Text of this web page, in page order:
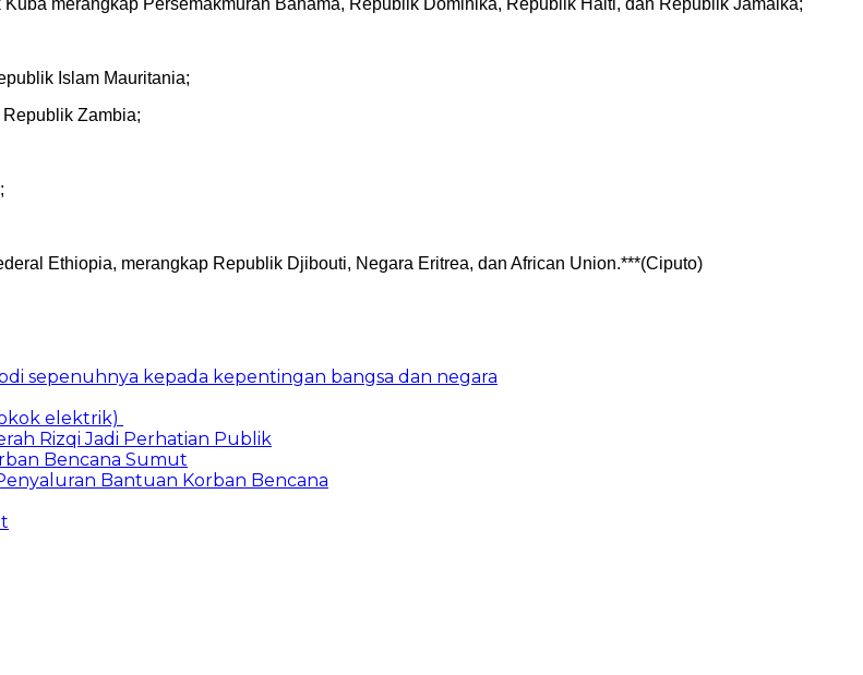
Islam Mauritania;
Zambia;
Ethiopia, merangkap Republik Djibouti, Negara Eritrea, dan African Union.***(Ciputo)
sepenuhnya kepada kepentingan bangsa dan negara
elektrik)
Rizqi Jadi Perhatian Publik
Bencana Sumut
Bantuan Korban Bencana